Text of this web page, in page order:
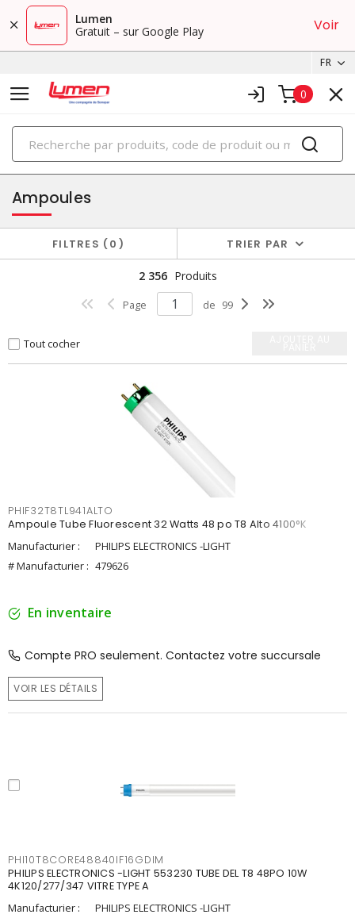
Lumen
Gratuit – sur Google Play
Voir
FR
0
PRODUITS
éclairage
Ampoules
FILTRES 0 TRIER PAR
2 356 Produits
Page de 99
Tout cocher
PHIF32T8TL941ALTO
Ampoule Tube Fluorescent 32 Watts 48 po T8 Alto 4100°K
Manufacturier :
PHILIPS ELECTRONICS -LIGHT
# Manufacturier : 479626
En inventaire
Compte PRO seulement. Contactez votre succursale
VOIR LES DÉTAILS
PHI10T8CORE48840IF16GDIM
PHILIPS ELECTRONICS -LIGHT 553230 TUBE DEL T8 48PO 10W
4K120/277/347 VITRE TYPE A
Manufacturier :
PHILIPS ELECTRONICS -LIGHT